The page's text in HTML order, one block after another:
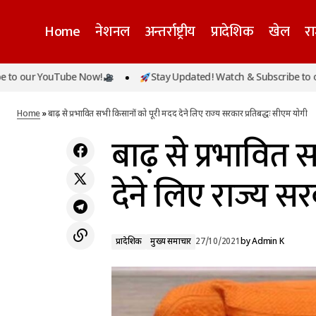
Home नेशनल अन्तर्राष्ट्रीय प्रादेशिक खेल
यूपी में लगातार कम हो रहा कोरोना का संक्रमण, बीते
प्रादेशिक
Now! Stay Updated! Watch & Subscribe to our
Home»बाढ़ से प्रभावित सभी किसानों को पूरी मदद देने लिए राज्य सरकार प्रतिबद्धः सीएम योगी
बाढ़ से प्रभावित
देने लिए राज्य
प्रादेशिक मुख्य समाचार 27/10/2021byAdmin K